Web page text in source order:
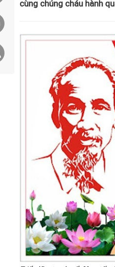
cùng chúng cháu hành